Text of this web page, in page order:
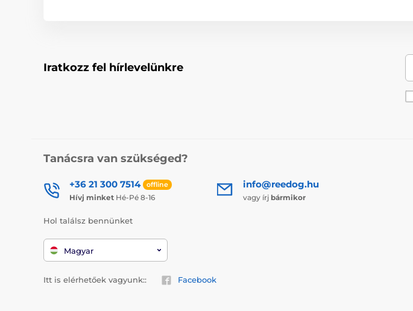
Iratkozz fel hírlevelünkre
Tanácsra van szükséged?
+36 21 300 7514 offline
Hívj minket Hé-Pé 8-16
info@reedog.hu
vagy írj bármikor
Hol találsz bennünket
Magyar
Itt is elérhetőek vagyunk:: Facebook